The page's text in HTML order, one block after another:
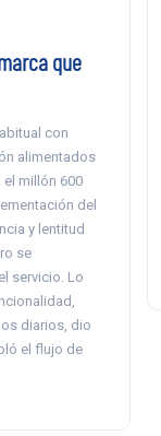
que
con
alimentados
millón 600
del
y lentitud
se
servicio. Lo
diarios, dio
el flujo de